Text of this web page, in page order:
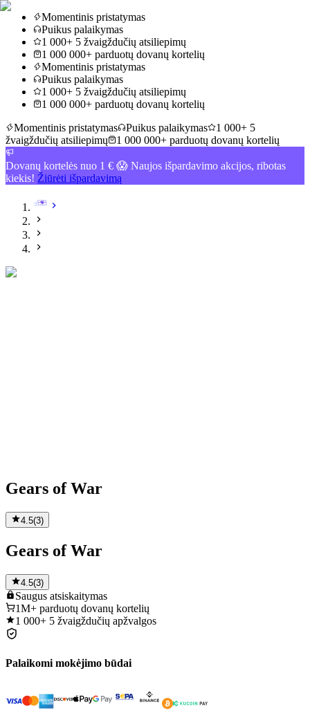
Momentinis pristatymas
Puikus palaikymas
1 000+ 5 žvaigždučių atsiliepimų
1 000 000+ parduotų dovanų kortelių
Momentinis pristatymas
Puikus palaikymas
1 000+ 5 žvaigždučių atsiliepimų
1 000 000+ parduotų dovanų kortelių
Momentinis pristatymas
Puikus palaikymas
1 000+ 5
žvaigždučių atsiliepimų
1 000 000+ parduotų dovanų kortelių
Dovanų kortelės nuo 1 € 😱 Naujos išpardavimo akcijos, ribotas
kiekis! Žiūrėti išpardavimą
Gears of War
4.5(3)
Gears of War
4.5(3)
Saugus atsiskaitymas
1M+ parduotų dovanų kortelių
1 000+ 5 žvaigždučių apžvalgos
Palaikomi mokėjimo būdai